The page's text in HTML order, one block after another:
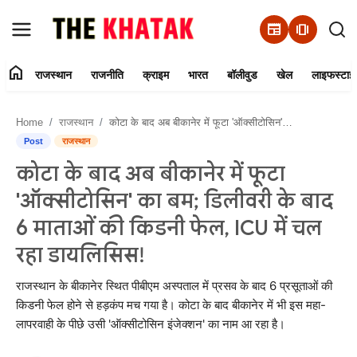
newspaper amp_stories
Contact Us
राजस्थान
राजनीति
क्राइम
भारत
home राजस्थान राजनीति क्राइम भारत बॉलीवुड खेल
Home राजस्थान कोटा के बाद अब बीकानेर में फूटा 'ऑक्सीटोसिन' का बम; डिलीवरी के बाद 6 माताओं की किडनी फेल, ICU में चल रहा डायलिसिस!
Post राजस्थान
कोटा के बाद अब बीकानेर में फूटा
'ऑक्सीटोसिन' का बम; डिलीवरी के बाद
6 माताओं की किडनी फेल, ICU में चल
रहा डायलिसिस!
राजस्थान के बीकानेर स्थित पीबीएम अस्पताल में प्रसव के बाद 6 प्रसूताओं की
किडनी फेल होने से हड़कंप मच गया है। कोटा के बाद बीकानेर में भी इस महा-
लापरवाही के पीछे उसी 'ऑक्सीटोसिन इंजेक्शन' का नाम आ रहा है।